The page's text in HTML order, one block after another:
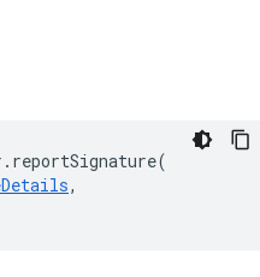
. reportSignature(
,